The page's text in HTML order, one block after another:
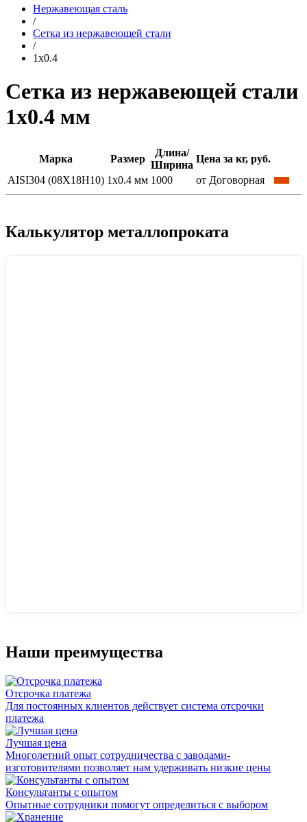
Нержавеющая сталь
/
Сетка из нержавеющей стали
/
1x0.4
Сетка из нержавеющей стали
1x0.4 мм
Марка Размер
Длина/
Ширина
Цена за кг, руб.
AISI304 (08Х18Н10) 1x0.4 мм 1000 от Договорная
Калькулятор металлопроката
Наши преимущества
Отсрочка платежа
Для постоянных клиентов действует система отсрочки
платежа
Лучшая цена
Многолетний опыт сотрудничества с заводами-
изготовителями позволяет нам удерживать низкие цены
Консультанты с опытом
Опытные сотрудники помогут определиться с выбором